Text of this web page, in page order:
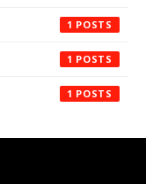
1
1
1